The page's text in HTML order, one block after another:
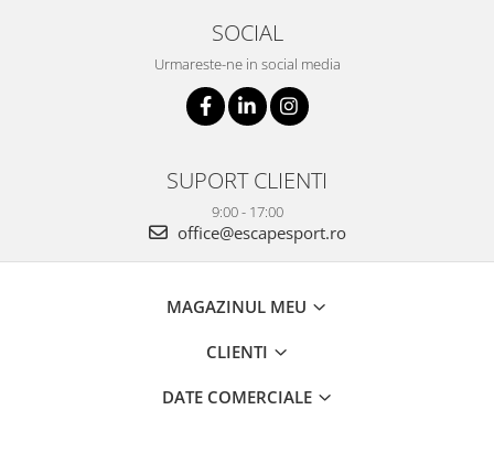
SOCIAL
Urmareste-ne in social media
SUPORT CLIENTI
9:00 - 17:00
office@escapesport.ro
MAGAZINUL MEU
CLIENTI
DATE COMERCIALE